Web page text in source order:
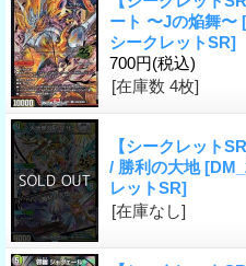
ート 〜Jの焔舞〜
シークレットSR]
700円(税込)
[在庫数 4枚]
【シークレット
/ 勝利の大地
レットSR]
[在庫なし]